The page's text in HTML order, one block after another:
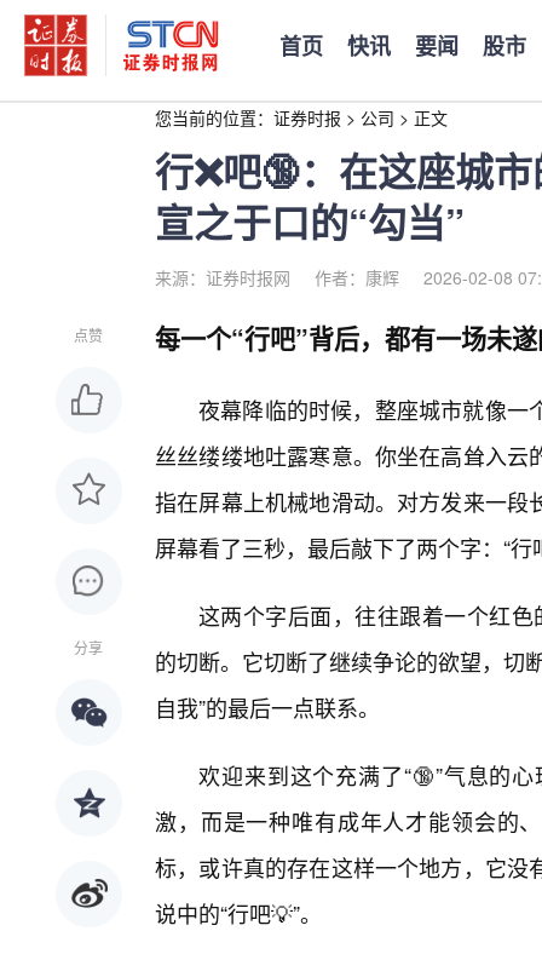
首页 快讯 要闻 股市
您当前的位置： 证券时报 > 公司 > 正文
行❌吧🔞：在这座城
宣之于口的“勾当”
来源：证券时报网 作者：康辉 2026-02-08
点赞
分享
每一个“行吧”背后，都有一场未
夜幕降临的时候，整座城市就像一
丝丝缕缕地吐露寒意。你坐在高耸入
指在屏幕上机械地滑动。对方发来一
屏幕看了三秒，最后敲下了两个字：“行
这两个字后面，往往跟着一个红色
的切断。它切断了继续争论的欲望，切
自我”的最后一点联系。
欢迎来到这个充满了“🔞”气息的
激，而是一种唯有成年人才能领会的
标，或许真的存在这样一个地方，它
说中的“行吧💡”。